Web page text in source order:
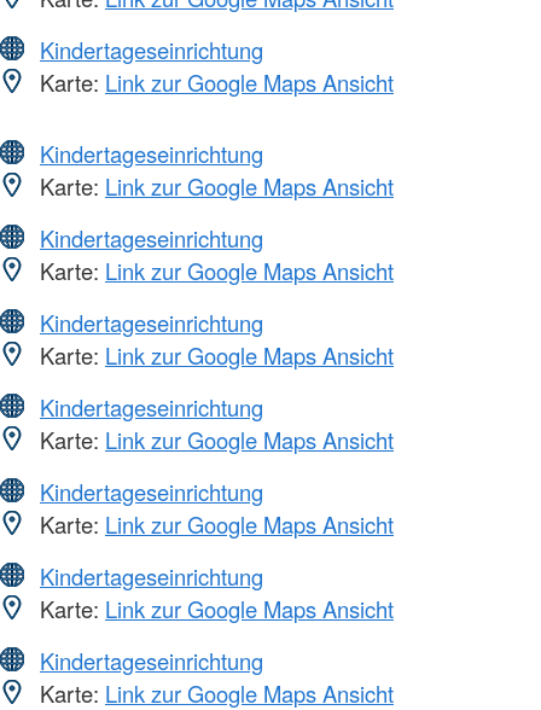
Kindertageseinrichtung
Karte: Link zur Google Maps Ansicht
Kindertageseinrichtung
Karte: Link zur Google Maps Ansicht
Kindertageseinrichtung
Karte: Link zur Google Maps Ansicht
Kindertageseinrichtung
Karte: Link zur Google Maps Ansicht
Kindertageseinrichtung
Karte: Link zur Google Maps Ansicht
Kindertageseinrichtung
Karte: Link zur Google Maps Ansicht
Kindertageseinrichtung
Karte: Link zur Google Maps Ansicht
Kindertageseinrichtung
Karte: Link zur Google Maps Ansicht